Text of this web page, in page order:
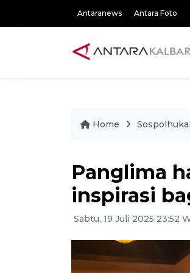
Antaranews Antara Foto
Home
Panglima
inspirasi
Sabtu, 19 Juli 2025 23:52